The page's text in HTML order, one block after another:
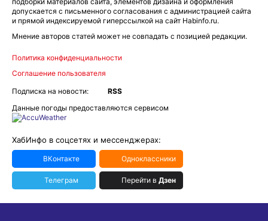
допускается с письменного согласования с администрацией сайта
и прямой индексируемой гиперссылкой на сайт Habinfo.ru.
Мнение авторов статей может не совпадать с позицией редакции.
Политика конфиденциальности
Соглашение пользователя
Подписка на новости:
RSS
Данные погоды предоставляются сервисом
ХабИнфо в соцсетях и мессенджерах:
ВКонтакте Одноклассники
Телеграм Перейти в Дзен